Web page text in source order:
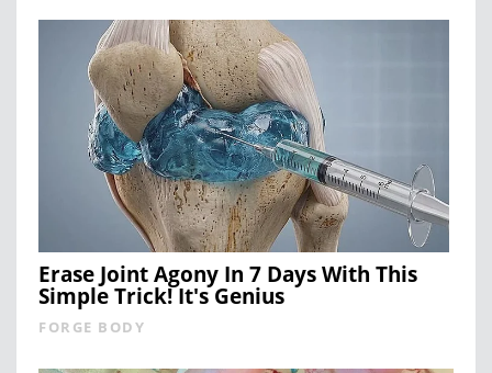
Erase Joint Agony In 7 Days With This
Simple Trick! It's Genius
FORGE BODY